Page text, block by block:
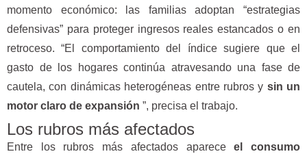
momento económico: las familias adoptan “estrategias
defensivas” para proteger ingresos reales estancados o en
retroceso. “El comportamiento del índice sugiere que el
gasto de los hogares continúa atravesando una fase de
cautela, con dinámicas heterogéneas entre rubros y sin un
motor claro de expansión ”, precisa el trabajo.
Los rubros más afectados
Entre los rubros más afectados apareceel consumo